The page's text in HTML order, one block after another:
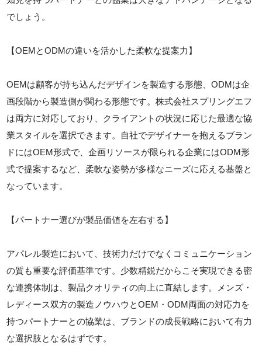
でしょう。
【OEMとODMの違いを活かした柔軟な提案力】
OEMは顧客が持ち込んだデザインを製造する形態、ODMは企
画段階から製造側が関わる形態です。株式会社スプリングエフ
は両方に対応しており、クライアントの状況に応じた最適な協
業スタイルを選択できます。自社でデザイナーを抱えるブラン
ドにはOEM形式で、企画リソースが限られる企業にはODM形
式で提案するなど、柔軟な姿勢が多様なニーズに応える基盤と
なっています。
【パートナー選びが製品価値を左右する】
アパレル製造において、技術力だけでなくコミュニケーション
の質も重要な評価基準です。少数精鋭だからこそ実現できる密
な連携体制は、製品クオリティの向上に直結します。メンズ・
レディース双方の製造ノウハウとOEM・ODM両面の対応力を
持つパートナーとの協業は、ブランドの成長戦略において有力
な選択肢となるはずです。